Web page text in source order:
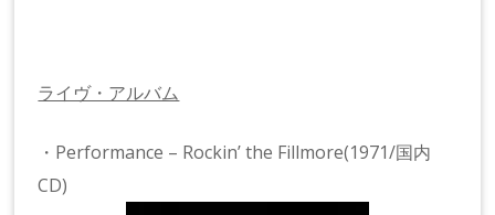
ライヴ・アルバム
・Performance – Rockin’ the Fillmore(1971/国内
CD)